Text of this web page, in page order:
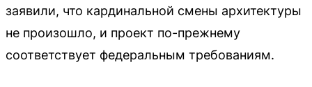
заявили, что кардинальной смены архитектуры
не произошло, и проект по-прежнему
соответствует федеральным требованиям.